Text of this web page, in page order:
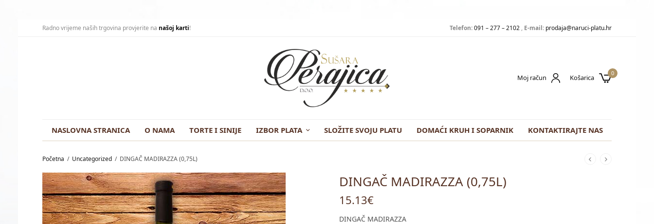
Radno vrijeme naših trgovina provjerite na našoj karti! Telefon:091 – 277 – 2102, E-mail: prodaja@naruci-platu.hr
Moj račun Košarica
0
NASLOVNA STRANICA O NAMA TORTE I SINIJE IZBOR PLATA SLOŽITE SVOJU PLATU DOMAĆI KRUH I SOPARNIK KONTAKTIRAJTE NAS
Početna / Uncategorized / DINGAČ MADIRAZZA (0,75L)
DINGAČ MADIRAZZA (0,75L)
15.13€
DINGAČ MADIRAZZA